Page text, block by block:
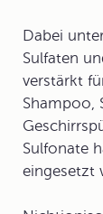
Dabei
Sulfaten
verstärkt
Shampoo,
Sulfonate
eingesetzt